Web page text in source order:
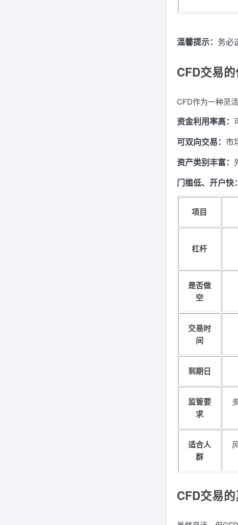
温馨提示： 务必
CFD交易
CFD作为一种灵
资金利用率高：
可双向交易： 市
资产类别丰富：
门槛低、开户快：
项目
杠杆
是否做
空
交易时
间
到期日
监管要
求
适合人
群
CFD交易